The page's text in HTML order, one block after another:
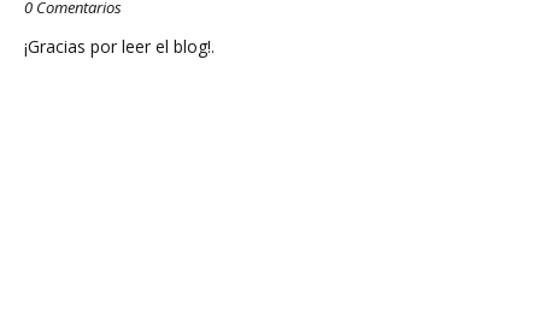
0 Comentarios
¡Gracias por leer el blog!.